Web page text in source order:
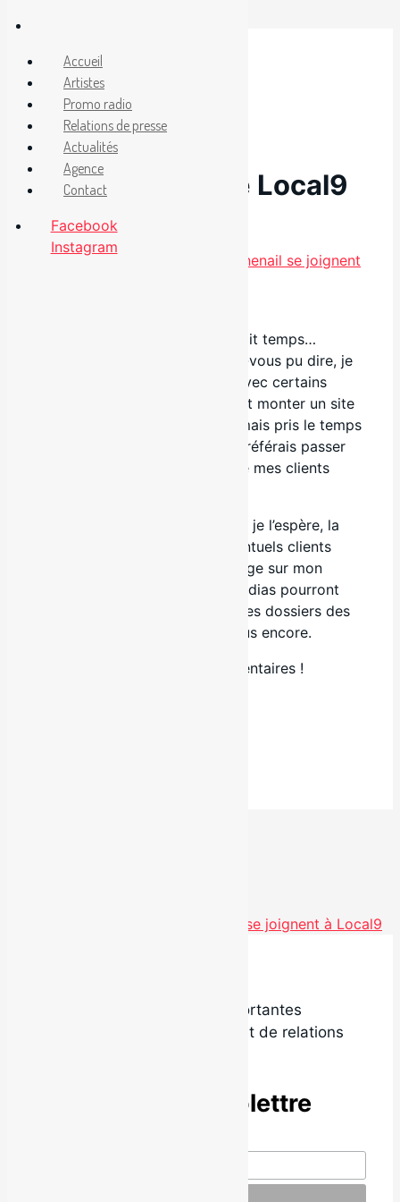
contenu
Facebook
17 octobre 2010
Nouveau site de Local9
Catégories
Non classé
Olivier Novembre et Flavie Chenail se joignent
Avouons-le franchement, il était temps…
Cordonnier mal chaussé auriez-vous pu dire, je
travaille des campagnes web avec certains
clients, les incitant à rapidement monter un site
web et moi-même je n’avais jamais pris le temps
de le faire. À ma décharge, je préférais passer
du temps sur les campagnes de mes clients
Bien se fasse, cette vitrine sera, je l’espère, la
plus interactive possible. D’éventuels clients
pourront en apprendre davantage sur mon
entreprise et moi-même, les médias pourront
trouver une section contenant les dossiers des
artistes que je représente et plus encore.
Faites-nous part de vos commentaires !
Olivier Novembre et Flavie Chenail se joignent à Local9
Local9 est l’une des plus importantes
agences de promotion radio et de relations
Abonne-toi à l’infolettre
Accueil
Artistes
Promo radio
Relations de presse
Actualités
Agence
Contact
Facebook
Instagram